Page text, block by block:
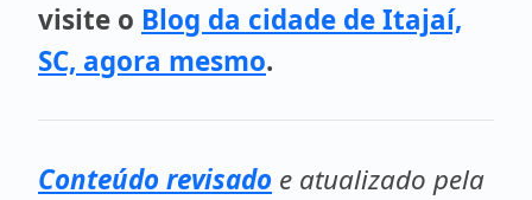
visite o Blog da cidade de Itajaí,
SC, agora mesmo.
Conteúdo revisado e atualizado pela